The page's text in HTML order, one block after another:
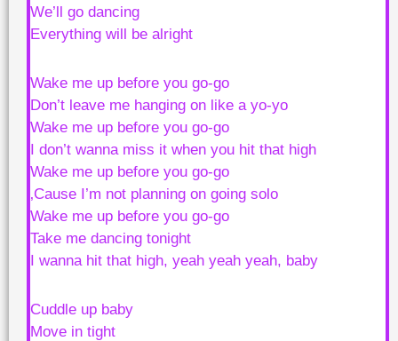
We’ll go dancing
Everything will be alright
Wake me up before you go-go
Don’t leave me hanging on like a yo-yo
Wake me up before you go-go
I don’t wanna miss it when you hit that high
Wake me up before you go-go
‚Cause I’m not planning on going solo
Wake me up before you go-go
Take me dancing tonight
I wanna hit that high, yeah yeah yeah, baby
Cuddle up baby
Move in tight